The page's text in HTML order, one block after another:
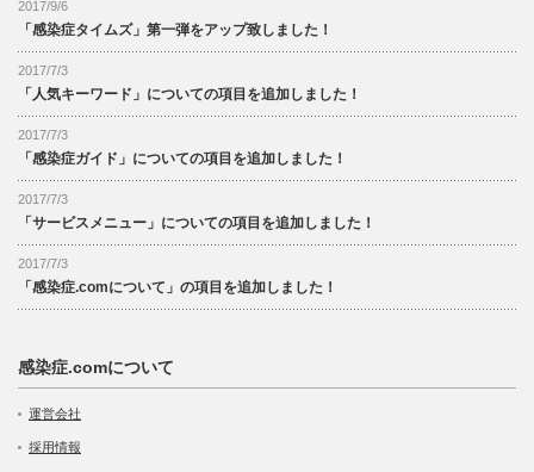
2017/9/6
「感染症タイムズ」第一弾をアップ致しました！
2017/7/3
「人気キーワード」についての項目を追加しました！
2017/7/3
「感染症ガイド」についての項目を追加しました！
2017/7/3
「サービスメニュー」についての項目を追加しました！
2017/7/3
「感染症.comについて」の項目を追加しました！
感染症.comについて
運営会社
採用情報